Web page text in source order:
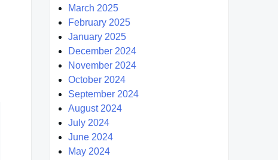
March 2025
February 2025
January 2025
December 2024
November 2024
October 2024
September 2024
August 2024
July 2024
June 2024
May 2024